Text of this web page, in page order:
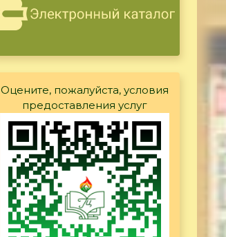
Оцените, пожалуйста, условия
предоставления услуг